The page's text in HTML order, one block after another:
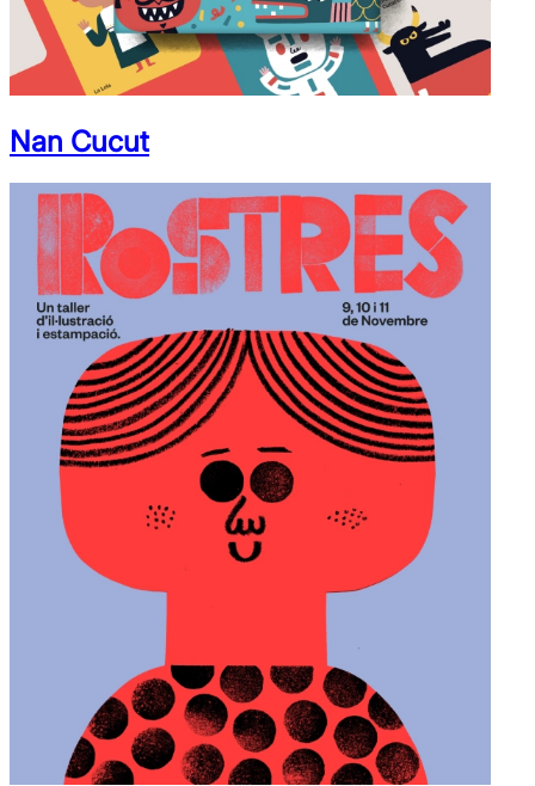
Nan Cucut